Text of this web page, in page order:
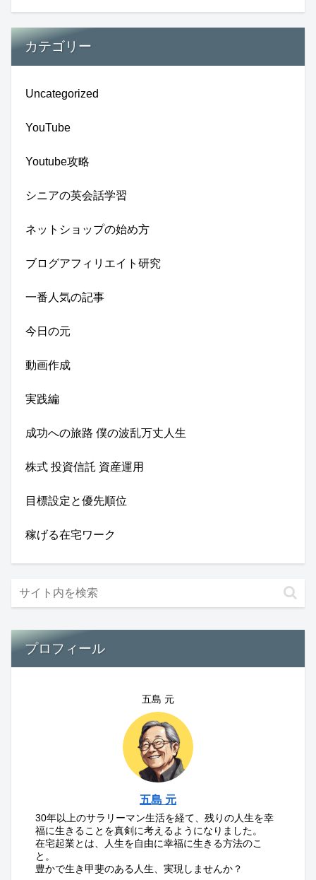
カテゴリー
Uncategorized
YouTube
Youtube攻略
シニアの英会話学習
ネットショップの始め方
ブログアフィリエイト研究
一番人気の記事
今日の元
動画作成
実践編
成功への旅路 僕の波乱万丈人生
株式 投資信託 資産運用
目標設定と優先順位
稼げる在宅ワーク
プロフィール
五島 元
五島 元
30年以上のサラリーマン生活を経て、残りの人生を幸
福に生きることを真剣に考えるようになりました。
在宅起業とは、人生を自由に幸福に生きる方法のこ
と。
豊かで生き甲斐のある人生、実現しませんか？